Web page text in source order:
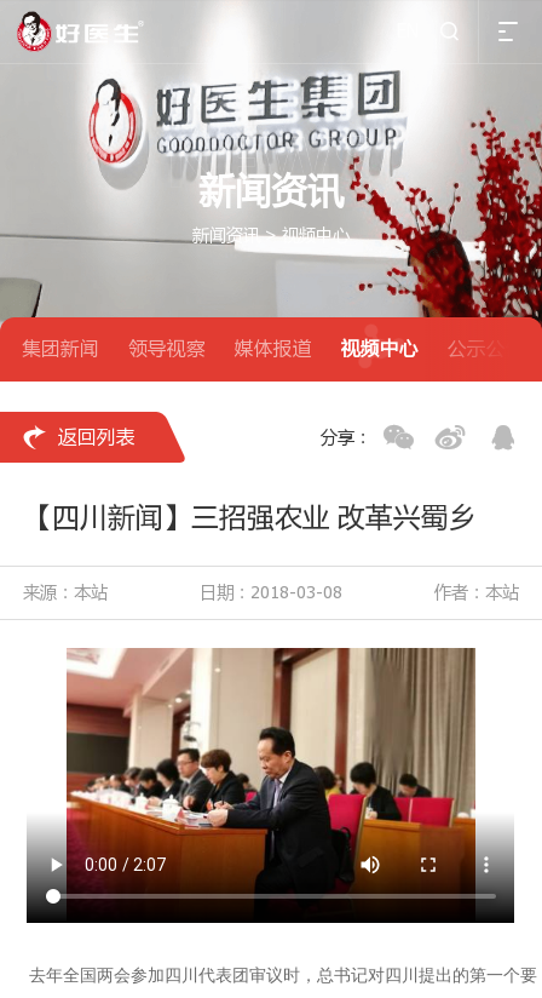

新闻资讯
新闻资讯>视频中心
集团新闻 领导视察 媒体报道 视频中心 公示公告
 返回列表 分享：
【四川新闻】三招强农业 改革兴蜀乡
来源：本站 日期：2018-03-08 作者：本站
去年全国两会参加四川代表团审议时，总书记对四川提出的第一个要